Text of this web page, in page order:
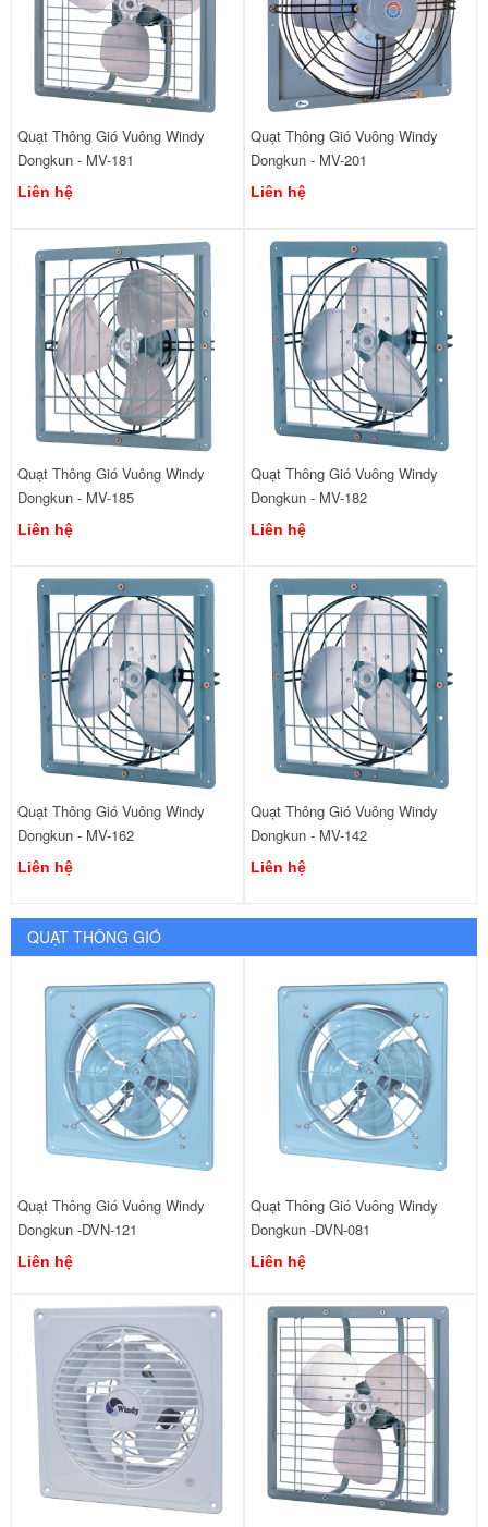
Quạt Thông Gió Vuông Windy
Dongkun - MV-181
Liên hệ
Quạt Thông Gió Vuông Windy
Dongkun - MV-201
Liên hệ
Quạt Thông Gió Vuông Windy
Dongkun - MV-185
Liên hệ
Quạt Thông Gió Vuông Windy
Dongkun - MV-182
Liên hệ
Quạt Thông Gió Vuông Windy
Dongkun - MV-162
Liên hệ
Quạt Thông Gió Vuông Windy
Dongkun - MV-142
Liên hệ
QUẠT THÔNG GIÓ
Quạt Thông Gió Vuông Windy
Dongkun -DVN-121
Liên hệ
Quạt Thông Gió Vuông Windy
Dongkun -DVN-081
Liên hệ